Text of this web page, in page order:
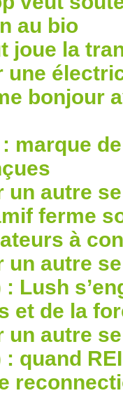
au bio
joue la
une
bonjour
marque
un autre
ferme
à
un autre
Lush
et de la
un autre
quand